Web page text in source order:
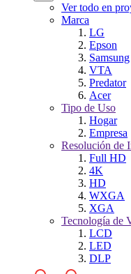
Ver todo en
Marca
LG
Epson
Samsung
VTA
Predator
Acer
Tipo de Uso
Hogar
Empresa
Resolución de
Full HD
4K
HD
WXGA
XGA
Tecnología de
LCD
LED
DLP